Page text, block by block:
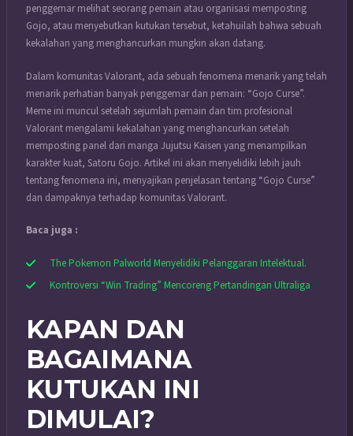
penggemar melihat seorang pemain atau organisasi memposting
Gojo, atau menyebutkan kutukan tersebut, ketahuilah bahwa sebuah
kekalahan yang menghancurkan mungkin akan datang.
Dalam komunitas Valorant, ada sebuah fenomena menarik yang telah
menarik perhatian banyak penggemar dan pemain: “Gojo Curse”.
Meme ini muncul setelah sejumlah pemain dan tim profesional
Valorant mengalami kekalahan yang menghancurkan setelah
memposting panel dari manga Jujutsu Kaisen yang menampilkan
karakter kuat, Satoru Gojo. Artikel ini akan menyelidiki lebih jauh
tentang fenomena ini, menyajikan penjelasan tentang “Gojo Curse”
dan dampaknya terhadap komunitas Valorant.
Baca juga :
The Pokemon Palworld Menyelidiki Pelanggaran Intelektual.
Kontroversi “Win Trading” Mencoreng Pertandingan Ultraliga
KAPAN DAN
BAGAIMANA
KUTUKAN INI
DIMULAI?